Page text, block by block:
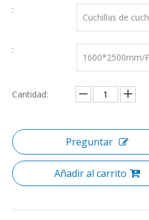
:
Cuchillas de
:
1600*2500mm/
Cantidad:
Preguntar
Añadir al carrito